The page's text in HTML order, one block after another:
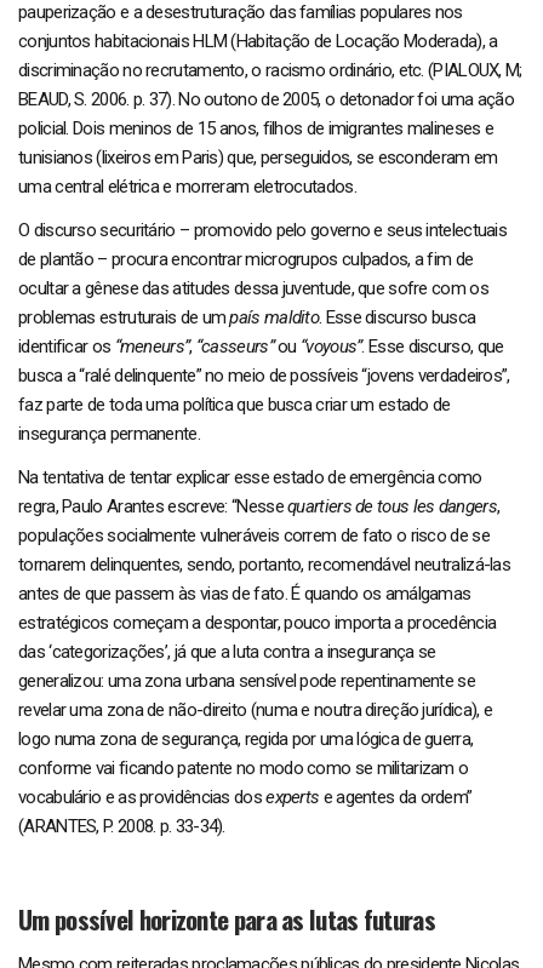
pauperização e a desestruturação das famílias populares nos
conjuntos habitacionais HLM (Habitação de Locação Moderada), a
discriminação no recrutamento, o racismo ordinário, etc. (PIALOUX, M;
BEAUD, S. 2006. p. 37). No outono de 2005, o detonador foi uma ação
policial. Dois meninos de 15 anos, filhos de imigrantes malineses e
tunisianos (lixeiros em Paris) que, perseguidos, se esconderam em
uma central elétrica e morreram eletrocutados.
O discurso securitário – promovido pelo governo e seus intelectuais
de plantão – procura encontrar microgrupos culpados, a fim de
ocultar a gênese das atitudes dessa juventude, que sofre com os
problemas estruturais de umpaís maldito. Esse discurso busca
identificar os “meneurs”, “casseurs”ou “voyous”. Esse discurso, que
busca a “ralé delinquente” no meio de possíveis “jovens verdadeiros”,
faz parte de toda uma política que busca criar um estado de
insegurança permanente.
Na tentativa de tentar explicar esse estado de emergência como
regra, Paulo Arantes escreve: “Nessequartiers de tous les dangers,
populações socialmente vulneráveis correm de fato o risco de se
tornarem delinquentes, sendo, portanto, recomendável neutralizá-las
antes de que passem às vias de fato. É quando os amálgamas
estratégicos começam a despontar, pouco importa a procedência
das ‘categorizações’, já que a luta contra a insegurança se
generalizou: uma zona urbana sensível pode repentinamente se
revelar uma zona de não-direito (numa e noutra direção jurídica), e
logo numa zona de segurança, regida por uma lógica de guerra,
conforme vai ficando patente no modo como se militarizam o
vocabulário e as providências dosexperts e agentes da ordem”
(ARANTES, P. 2008. p. 33-34).
Um possível horizonte para as lutas futuras